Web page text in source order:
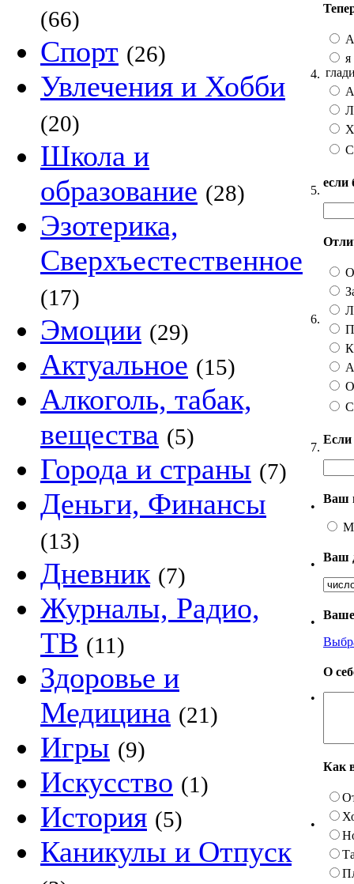
(66)
Спорт (26)
Увлечения и Хобби
(20)
Школа и
образование (28)
Эзотерика,
Сверхъестественное
(17)
Эмоции (29)
Актуальное (15)
Алкоголь, табак,
вещества (5)
Города и страны (7)
Деньги, Финансы
(13)
Дневник (7)
Журналы, Радио,
ТВ (11)
Здоровье и
Медицина (21)
Игры (9)
Искусство (1)
История (5)
Каникулы и Отпуск
4.
я
5.
если
6.
7.
•
Ваш
•
Ваш
•
Ваше
•
О
•
Как